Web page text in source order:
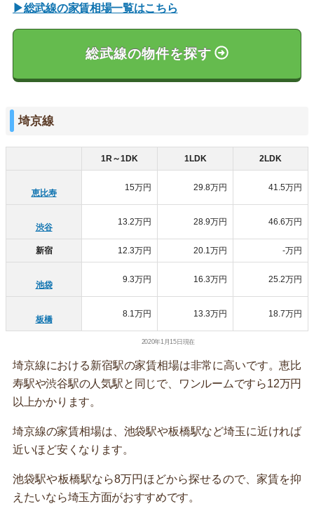
▶総武線の家賃相場一覧はこちら
総武線の物件を探す
埼京線
1R～1DK 1LDK 2LDK
恵比寿
15万円 29.8万円 41.5万円
渋谷
13.2万円 28.9万円 46.6万円
新宿 12.3万円 20.1万円 -万円
池袋
9.3万円 16.3万円 25.2万円
板橋
8.1万円 13.3万円 18.7万円
2020年1月15日現在
埼京線における新宿駅の家賃相場は非常に高いです。恵比
寿駅や渋谷駅の人気駅と同じで、ワンルームですら12万円
以上かかります。
埼京線の家賃相場は、池袋駅や板橋駅など埼玉に近ければ
近いほど安くなります。
池袋駅や板橋駅なら8万円ほどから探せるので、家賃を抑
えたいなら埼玉方面がおすすめです。